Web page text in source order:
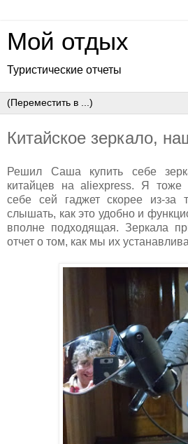
Мой отдых
Туристические отчеты
Китайское зеркало,
Решил Саша купить себе
китайцев наaliexpress. Я тоже
себе сей гаджет скорее из-за
слышать, как это удобно и
вполне подходящая. Зеркала
отчет о том, как мы их